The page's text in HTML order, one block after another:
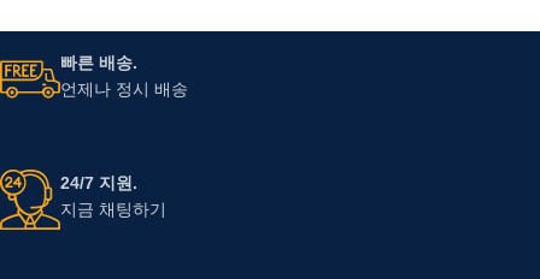
빠른 배송.
언제나 정시 배송
24/7 지원.
지금 채팅하기